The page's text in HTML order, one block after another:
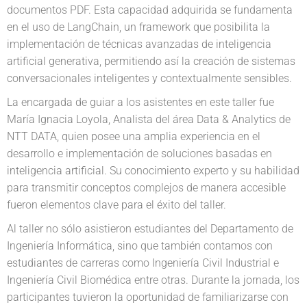
documentos PDF. Esta capacidad adquirida se fundamenta
en el uso de LangChain, un framework que posibilita la
implementación de técnicas avanzadas de inteligencia
artificial generativa, permitiendo así la creación de sistemas
conversacionales inteligentes y contextualmente sensibles.
La encargada de guiar a los asistentes en este taller fue
María Ignacia Loyola, Analista del área Data & Analytics de
NTT DATA, quien posee una amplia experiencia en el
desarrollo e implementación de soluciones basadas en
inteligencia artificial. Su conocimiento experto y su habilidad
para transmitir conceptos complejos de manera accesible
fueron elementos clave para el éxito del taller.
Al taller no sólo asistieron estudiantes del Departamento de
Ingeniería Informática, sino que también contamos con
estudiantes de carreras como Ingeniería Civil Industrial e
Ingeniería Civil Biomédica entre otras. Durante la jornada, los
participantes tuvieron la oportunidad de familiarizarse con